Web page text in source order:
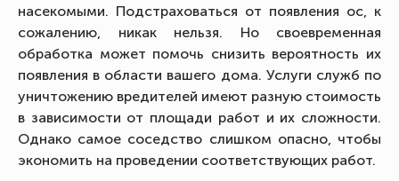
насекомыми. Подстраховаться от появления ос, к
сожалению, никак нельзя. Но своевременная
обработка может помочь снизить вероятность их
появления в области вашего дома. Услуги служб по
уничтожению вредителей имеют разную стоимость
в зависимости от площади работ и их сложности.
Однако самое соседство слишком опасно, чтобы
экономить на проведении соответствующих работ.